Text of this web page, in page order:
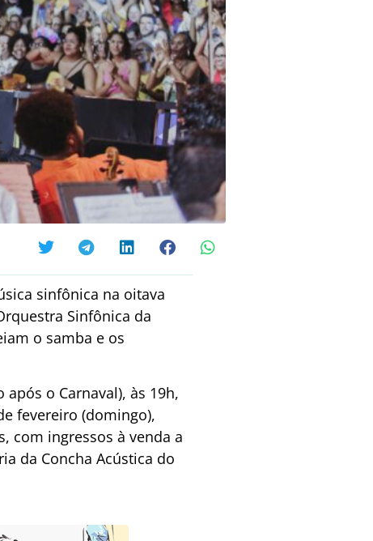
sinfônica na oitava
Sinfônica da
o samba e os
após o Carnaval), às 19h,
fevereiro (domingo),
com ingressos à venda a
da Concha Acústica do